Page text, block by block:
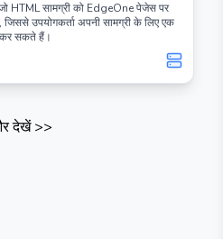
HTML सामग्री को EdgeOne पेजेस पर
उपयोगकर्ता अपनी सामग्री के लिए एक
कर सकते हैं।
देखें>>